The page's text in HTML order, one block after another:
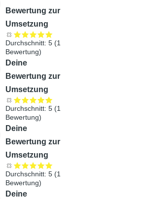
Bewertung zur
Umsetzung
Durchschnitt:5 (1
Bewertung)
Deine
Bewertung zur
Umsetzung
Durchschnitt:5 (1
Bewertung)
Deine
Bewertung zur
Umsetzung
Durchschnitt:5 (1
Bewertung)
Deine